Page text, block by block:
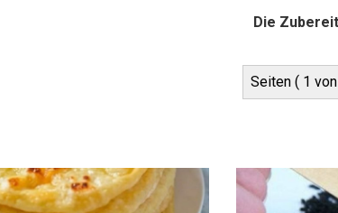
Die
Seiten ( 1